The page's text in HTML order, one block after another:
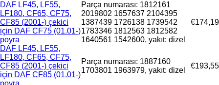
DAF LF45, LF55,
LF180, CF65, CF75,
CF85 (2001-) çekici
için DAF CF75 (01.01-)
poyra
Parça numarası: 1812161
2019802 1657637 2104395
1387439 1726138 1739542
1783346 1812563 1812582
1640561 1542600, yakıt: dizel
€174,19
DAF LF45, LF55,
LF180, CF65, CF75,
CF85 (2001-) çekici
için DAF CF85 (01.01-)
poyra
Parça numarası: 1887160
1703801 1963979, yakıt: dizel
€193,55